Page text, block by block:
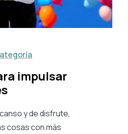
impulsar
y de disfrute,
cosas con más